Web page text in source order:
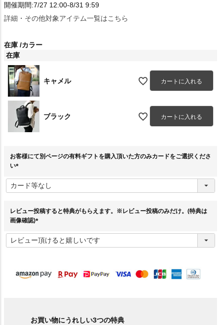
開催期間:7/27 12:00-8/31 9:59
詳細・その他対象アイテム一覧はこちら
在庫 カラー
在庫
キャメル カートに入れる
ブラック カートに入れる
お客様にて別ページの有料ギフトを購入頂いた方のみカードをご選択くださ
い
必
須
レビュー投稿すると特典がもらえます。※レビュー投稿のみだけ。(特典は
画像確認)
必
須
お買い物にうれしい3つの特典